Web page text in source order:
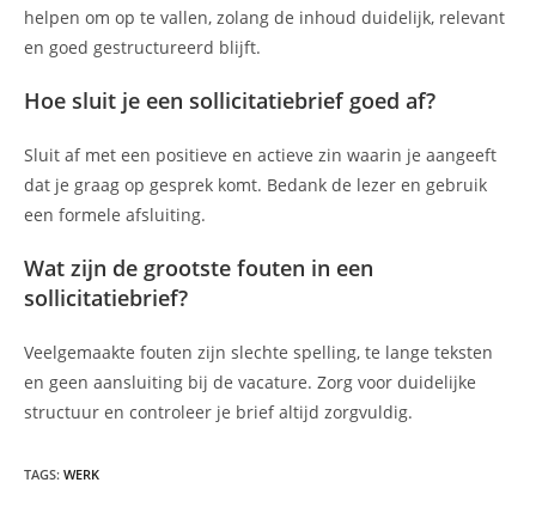
helpen om op te vallen, zolang de inhoud duidelijk, relevant
en goed gestructureerd blijft.
Hoe sluit je een sollicitatiebrief goed af?
Sluit af met een positieve en actieve zin waarin je aangeeft
dat je graag op gesprek komt. Bedank de lezer en gebruik
een formele afsluiting.
Wat zijn de grootste fouten in een
sollicitatiebrief?
Veelgemaakte fouten zijn slechte spelling, te lange teksten
en geen aansluiting bij de vacature. Zorg voor duidelijke
structuur en controleer je brief altijd zorgvuldig.
TAGS: WERK